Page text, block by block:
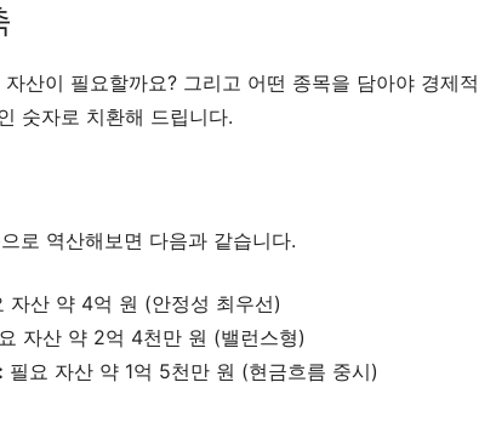
산이 필요할까요? 그리고 어떤 종목을 담아야 경제적
숫자로 치환해 드립니다.
로 역산해보면 다음과 같습니다.
자산 약 4억 원 (안정성 최우선)
자산 약 2억 4천만 원 (밸런스형)
필요 자산 약 1억 5천만 원 (현금흐름 중시)